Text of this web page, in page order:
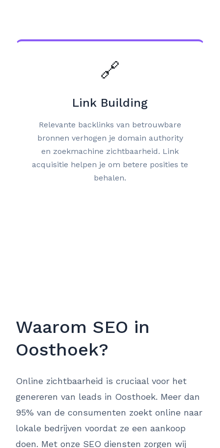
🔗
Link Building
Relevante backlinks van betrouwbare
bronnen verhogen je domain authority
en zoekmachine zichtbaarheid. Link
acquisitie helpen je om betere posities te
behalen.
Waarom SEO in
Oosthoek?
Online zichtbaarheid is cruciaal voor het
genereren van leads in Oosthoek. Meer dan
95% van de consumenten zoekt online naar
lokale bedrijven voordat ze een aankoop
doen. Met onze SEO diensten zorgen wij